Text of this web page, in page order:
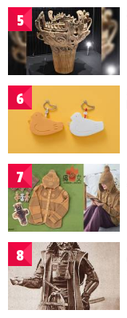
5
6
7
8